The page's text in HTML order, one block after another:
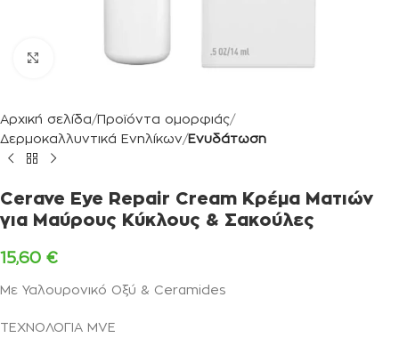
Κλικ για μεγέθυνση
Αρχική σελίδα Προϊόντα ομορφιάς
Δερμοκαλλυντικά Ενηλίκων Ενυδάτωση
Cerave Eye Repair Cream Κρέμα Ματιών
για Μαύρους Κύκλους & Σακούλες
15,60 €
Με Υαλουρονικό Οξύ & Ceramides
ΤΕΧΝΟΛΟΓΙΑ MVE